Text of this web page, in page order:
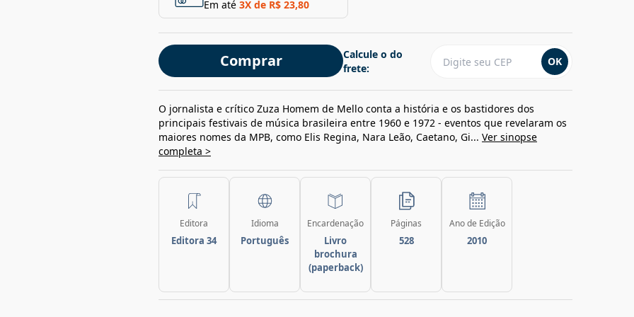
Em até 3X de R$ 23,80
Comprar
Calcule o do
frete:
OK
O jornalista e crítico Zuza Homem de Mello conta a história e os bastidores dos
principais festivais de música brasileira entre 1960 e 1972 - eventos que revelaram os
maiores nomes da MPB, como Elis Regina, Nara Leão, Caetano, Gi... Ver sinopse
completa >
Editora
Editora 34
Idioma
Português
Encardenação
Livro
brochura
(paperback)
Páginas
528
Ano de Edição
2010